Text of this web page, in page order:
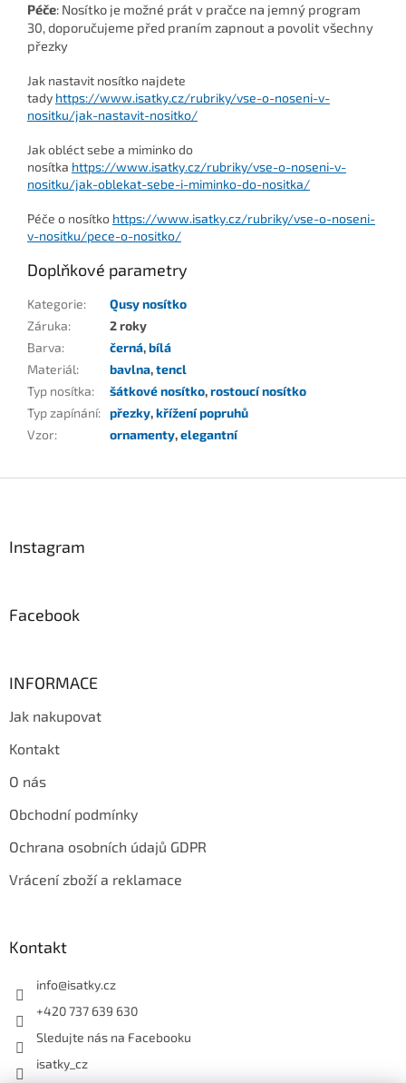
Péče: Nosítko je možné prát v pračce na jemný program
30, doporučujeme před praním zapnout a povolit všechny
přezky
Jak nastavit nosítko najdete
tady https://www.isatky.cz/rubriky/vse-o-noseni-v-
nositku/jak-nastavit-nositko/
Jak obléct sebe a miminko do
nosítka https://www.isatky.cz/rubriky/vse-o-noseni-v-
nositku/jak-oblekat-sebe-i-miminko-do-nositka/
Péče o nosítko https://www.isatky.cz/rubriky/vse-o-noseni-
v-nositku/pece-o-nositko/
Doplňkové parametry
Kategorie:
Qusy nosítko
Záruka:
2 roky
Barva: černá,bílá
Materiál: bavlna,tencl
Typ nosítka: šátkové nosítko,rostoucí nosítko
Typ zapínání: přezky,křížení popruhů
Vzor: ornamenty,elegantní
Instagram
Facebook
INFORMACE
Jak nakupovat
Kontakt
O nás
Obchodní podmínky
Ochrana osobních údajů GDPR
Vrácení zboží a reklamace
Kontakt
info@isatky.cz
+420 737 639 630
Sledujte nás na Facebooku
isatky_cz